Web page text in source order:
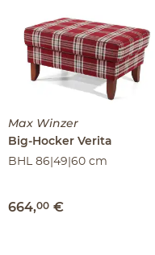
Max Winzer
Big-Hocker Verita
BHL 86|49|60 cm
664,00 €